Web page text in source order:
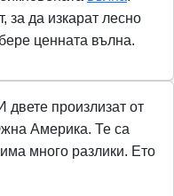
за да изкарат лесно
ценната вълна.
произлизат от
Америка. Те са
много разлики. Ето